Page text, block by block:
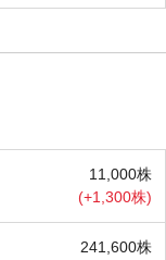
11,000株
(+1,300株)
241,600株